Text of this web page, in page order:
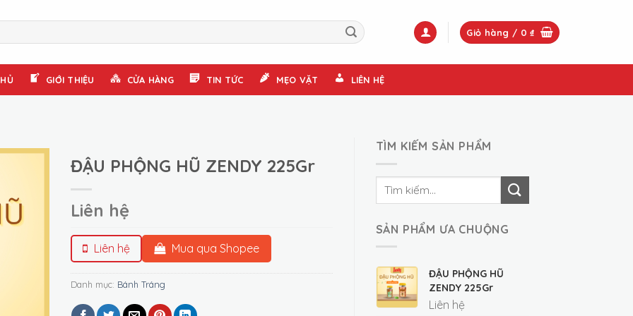
Giỏ hàng / 0₫
GIỚI THIỆU CỬA HÀNG TIN TỨC MẸO VẶT LIÊN HỆ
TÌM KIẾM SẢN PHẨM
SẢN PHẨM ƯA CHUỘNG
ĐẬU PHỘNG HŨ
ZENDY 225Gr
Liên hệ
ĐẬU PHỘNG HŨ ZENDY 225Gr
Liên hệ
Liên hệ Mua qua Shopee
Danh mục: Bánh Tráng